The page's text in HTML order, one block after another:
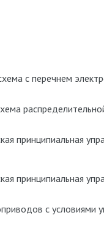
с перечнем
принципиальная
принципиальная
с условиями